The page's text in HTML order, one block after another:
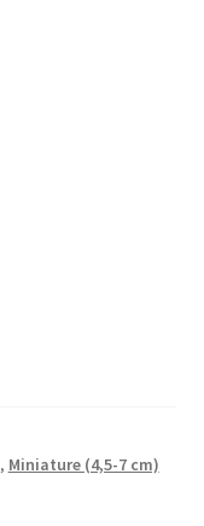
, Miniature (4,5-7 cm)